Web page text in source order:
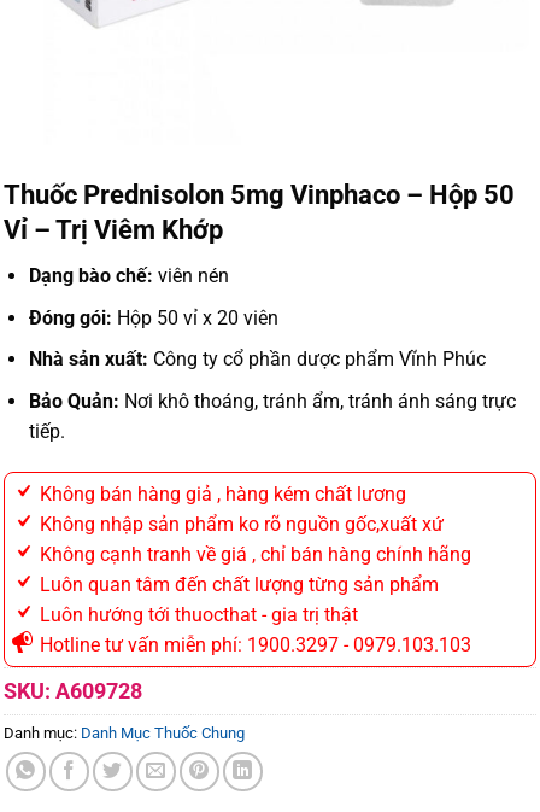
Thuốc Prednisolon 5mg Vinphaco – Hộp 50
Vỉ – Trị Viêm Khớp
Dạng bào chế: viên nén
Đóng gói: Hộp 50 vỉ x 20 viên
Nhà sản xuất: Công ty cổ phần dược phẩm Vĩnh Phúc
Bảo Quản: Nơi khô thoáng, tránh ẩm, tránh ánh sáng trực
tiếp.
Không bán hàng giả , hàng kém chất lương
Không nhập sản phẩm ko rõ nguồn gốc,xuất xứ
Không cạnh tranh về giá , chỉ bán hàng chính hãng
Luôn quan tâm đến chất lượng từng sản phẩm
Luôn hướng tới thuocthat - gia trị thật
Hotline tư vấn miễn phí: 1900.3297 - 0979.103.103
SKU: A609728
Danh mục: Danh Mục Thuốc Chung